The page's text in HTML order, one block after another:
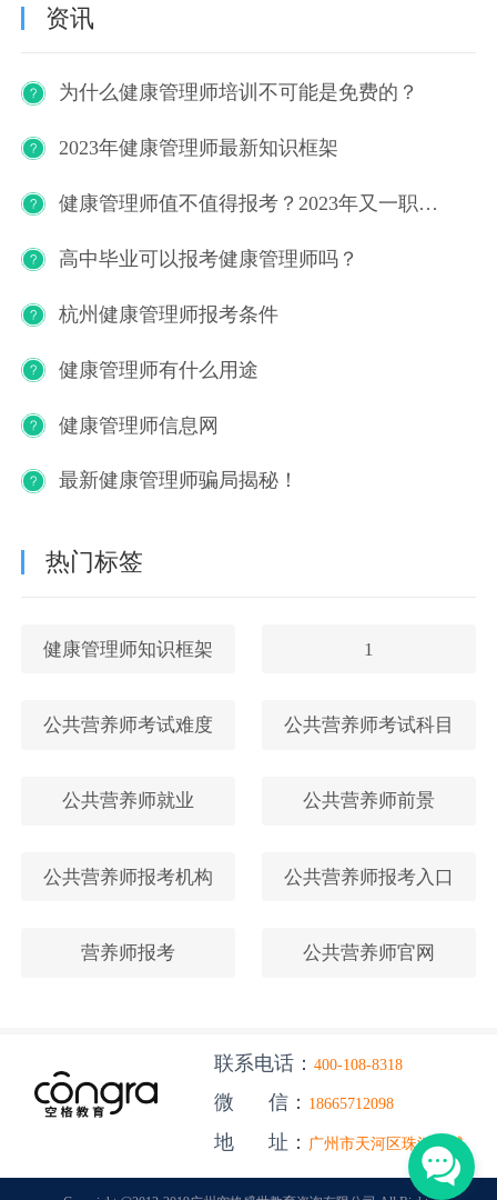
资讯
为什么健康管理师培训不可能是免费的？
2023年健康管理师最新知识框架
健康管理师值不值得报考？2023年又一职业技能等级证书重磅人才政策发布！
高中毕业可以报考健康管理师吗？
杭州健康管理师报考条件
健康管理师有什么用途
健康管理师信息网
最新健康管理师骗局揭秘！
热门标签
健康管理师知识框架 1
公共营养师考试难度 公共营养师考试科目
公共营养师就业 公共营养师前景
公共营养师报考机构 公共营养师报考入口
营养师报考 公共营养师官网
联系电话： 400-108-8318
微 信： 18665712098
地 址： 广州市天河区珠江新城